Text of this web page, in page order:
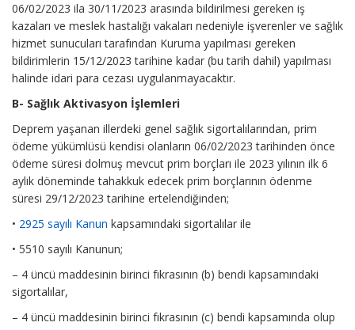
06/02/2023 ila 30/11/2023 arasında bildirilmesi gereken iş
kazaları ve meslek hastalığı vakaları nedeniyle işverenler ve sağlık
hizmet sunucuları tarafından Kuruma yapılması gereken
bildirimlerin 15/12/2023 tarihine kadar (bu tarih dahil) yapılması
halinde idari para cezası uygulanmayacaktır.
B- Sağlık Aktivasyon İşlemleri
Deprem yaşanan illerdeki genel sağlık sigortalılarından, prim
ödeme yükümlüsü kendisi olanların 06/02/2023 tarihinden önce
ödeme süresi dolmuş mevcut prim borçları ile 2023 yılının ilk 6
aylık döneminde tahakkuk edecek prim borçlarının ödenme
süresi 29/12/2023 tarihine ertelendiğinden;
• 2925 sayılı Kanun kapsamındaki sigortalılar ile
• 5510 sayılı Kanunun;
– 4 üncü maddesinin birinci fıkrasının (b) bendi kapsamındaki
sigortalılar,
– 4 üncü maddesinin birinci fıkrasının (c) bendi kapsamında olup